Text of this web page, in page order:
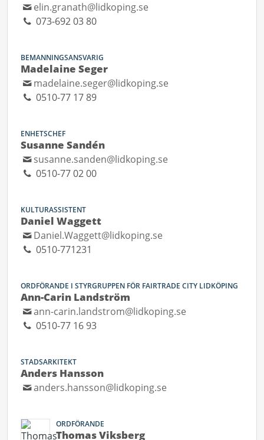
elin.granath@lidkoping.se
073-692 03 80
BEMANNINGSANSVARIG
Madelaine Seger
madelaine.seger@lidkoping.se
0510-77 17 89
ENHETSCHEF
Susanne Sandén
susanne.sanden@lidkoping.se
0510-77 02 00
KULTURASSISTENT
Daniel Waggett
Daniel.Waggett@lidkoping.se
0510-771231
ORDFÖRANDE I STYRGRUPPEN FÖR FAIRTRADE CITY LIDKÖPING
Ann-Carin Landström
ann-carin.landstrom@lidkoping.se
0510-77 16 93
STADSARKITEKT
Anders Hansson
anders.hansson@lidkoping.se
ORDFÖRANDE
Thomas Viksberg